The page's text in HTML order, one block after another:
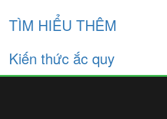
TÌM HIỂU THÊM
Kiến thức ắc quy